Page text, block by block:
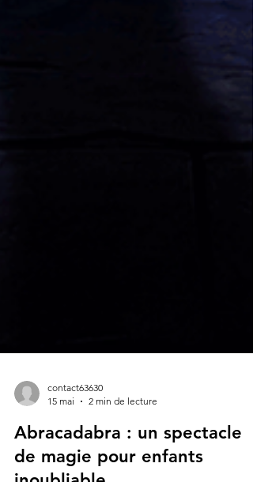
contact63630
15 mai
2 min de lecture
Abracadabra : un spectacle